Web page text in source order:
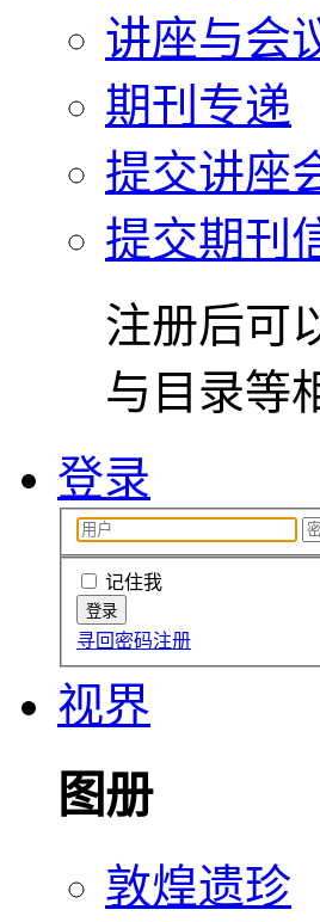
讲座与会
期刊专递
提交讲座
提交期刊
注册后可
与目录等
登录
记住我
寻回密码注册
视界
图册
敦煌遗珍